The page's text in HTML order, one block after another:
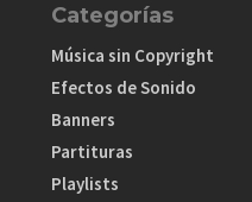
Categorías
Música sin Copyright
Efectos de Sonido
Banners
Partituras
Playlists